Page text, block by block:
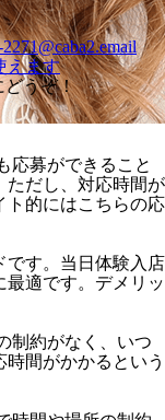
2271@caba2.email
えます
どうぞ！
応募ができること
ただし、対応時間が
ト的にはこちらの応
です。当日体験入店
最適です。デメリッ
制約がなく、いつ
間がかかるという